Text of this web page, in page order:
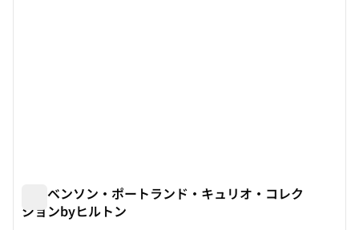
ザ・ベンソン・ポートランド・キュリオ・コレク
ションbyヒルトン